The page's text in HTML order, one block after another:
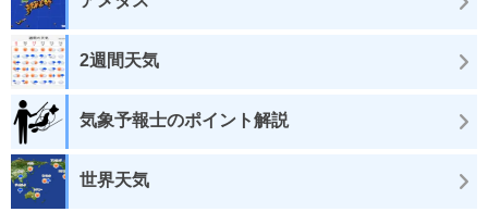
2週間天気
気象予報士のポイント解説
世界天気